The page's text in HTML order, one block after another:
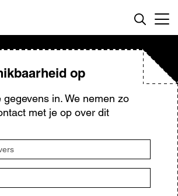
op
in. We nemen zo
met je op over dit